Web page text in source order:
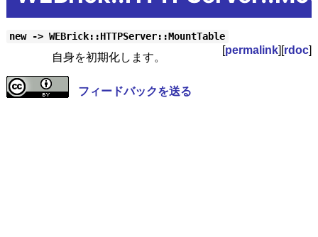
new -> WEBrick::HTTPServer::MountTable
[permalink][rdoc]
自身を初期化します。
フィードバックを送る